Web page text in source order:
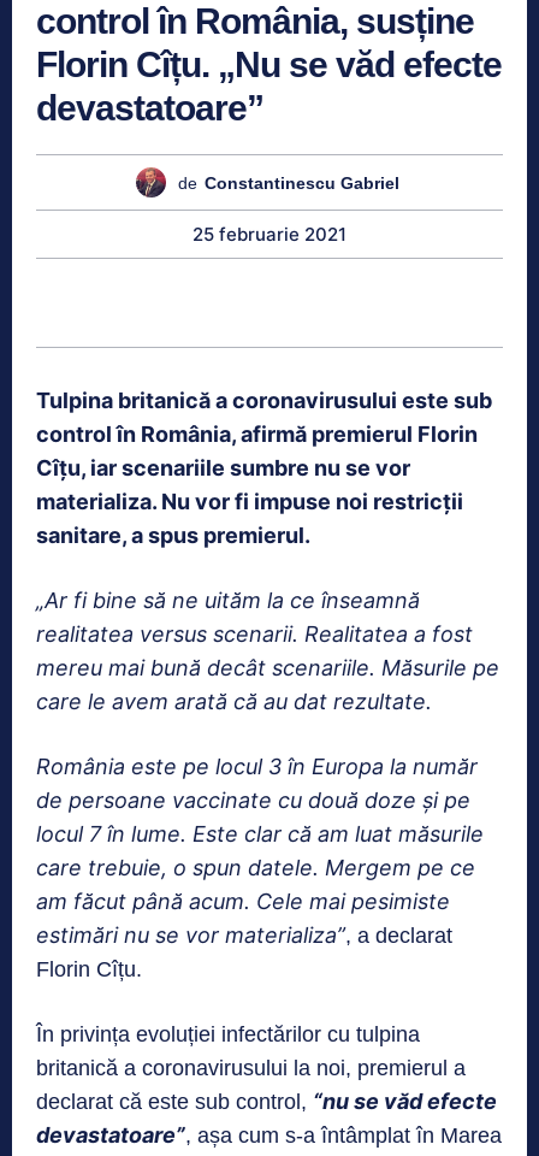
control în România, susține
Florin Cîțu. „Nu se văd efecte
devastatoare”
de Constantinescu Gabriel
25 februarie 2021
Tulpina britanică a coronavirusului este sub
control în România, afirmă premierul Florin
Cîțu, iar scenariile sumbre nu se vor
materializa. Nu vor fi impuse noi restricții
sanitare, a spus premierul.
„Ar fi bine să ne uităm la ce înseamnă
realitatea versus scenarii. Realitatea a fost
mereu mai bună decât scenariile. Măsurile pe
care le avem arată că au dat rezultate.
România este pe locul 3 în Europa la număr
de persoane vaccinate cu două doze și pe
locul 7 în lume. Este clar că am luat măsurile
care trebuie, o spun datele. Mergem pe ce
am făcut până acum. Cele mai pesimiste
estimări nu se vor materializa”, a declarat
Florin Cîțu.
În privința evoluției infectărilor cu tulpina
britanică a coronavirusului la noi, premierul a
declarat că este sub control, “nu se văd efecte
devastatoare”, așa cum s-a întâmplat în Marea